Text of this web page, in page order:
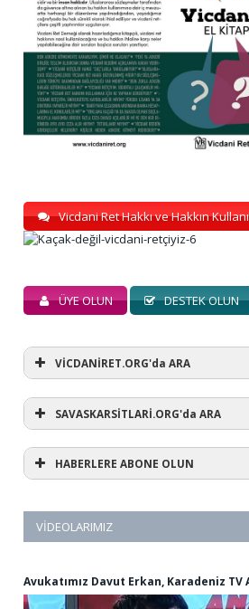
Vicdani Ret Hakkı ve Hakkın
ÜYE OLUN DESTEK OLUN
VİCDANİRET.ORG'da ARA
SAVASKARSİTLARİ.ORG'da ARA
HABERLERE ABONE OLUN
VIDEOLARIMIZ
Avukatımız Davut Erkan, Karadeniz TV